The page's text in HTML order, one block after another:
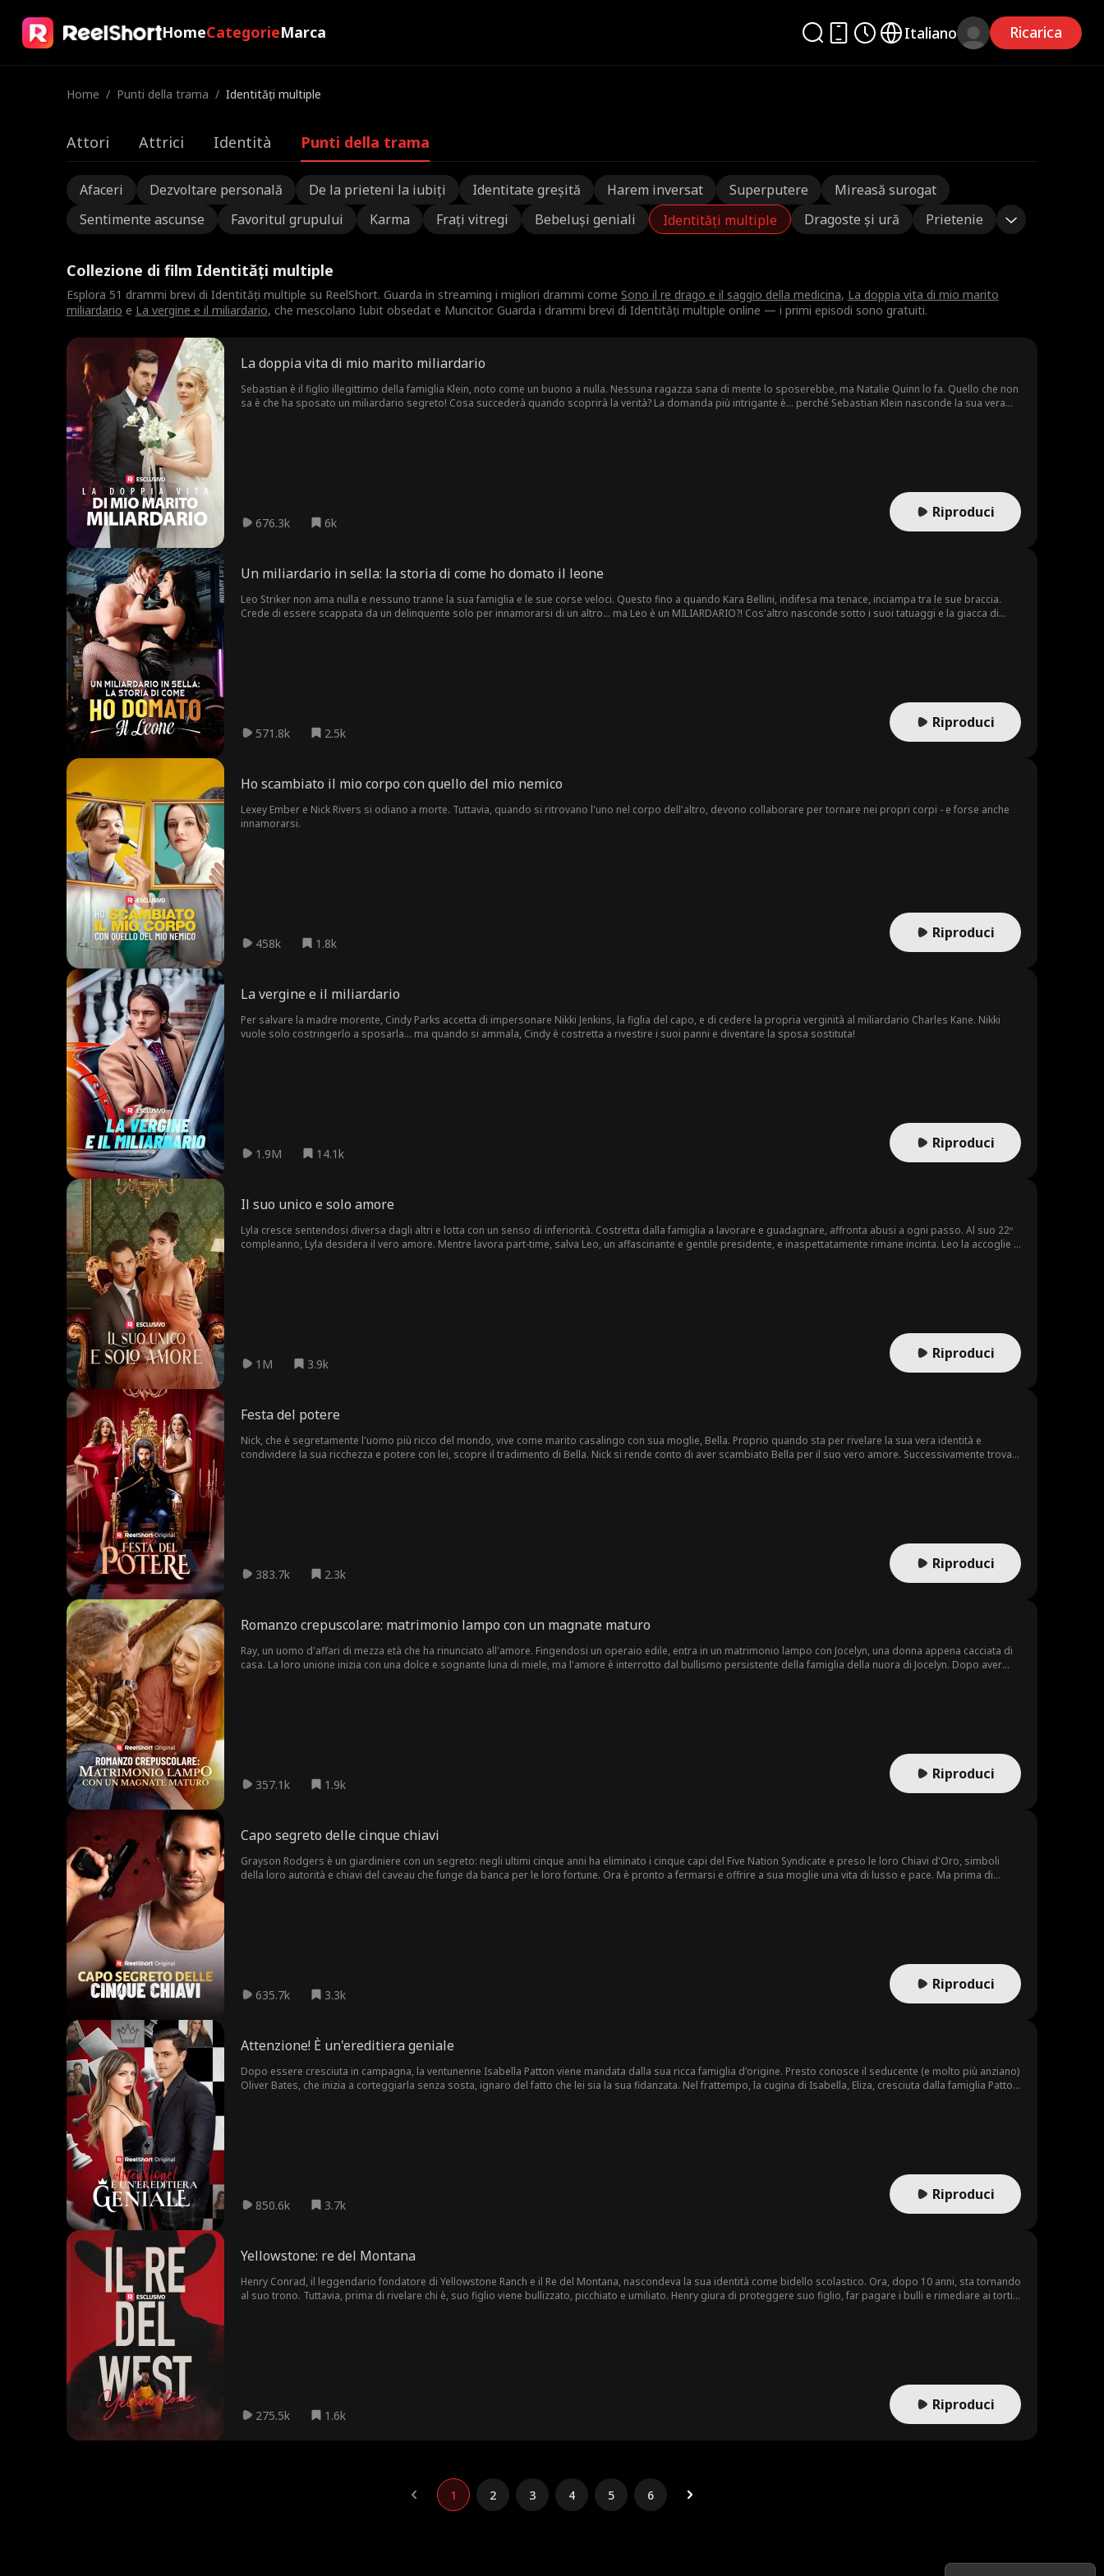
HomeCategorieMarca Italiano Ricarica
Home / Punti della trama / Identități multiple
Attori Attrici Identità Punti della trama
Afaceri Dezvoltare personală De la prieteni la iubiți Identitate greșită Harem inversat Superputere
Mireasă surogat
Sentimente ascunse
Favoritul grupului Karma Frați vitregi Bebeluși geniali Identități multiple Dragoste și ură Prietenie
Collezione di film Identități multiple
Esplora 51 drammi brevi di Identități multiple su ReelShort. Guarda in streaming i migliori drammi come Sono il re drago e il saggio della medicina, La doppia vita di mio marito
miliardario e La vergine e il miliardario, che mescolano Iubit obsedat e Muncitor. Guarda i drammi brevi di Identități multiple online — i primi episodi sono gratuiti.
La doppia vita di mio marito miliardario
Sebastian è il figlio illegittimo della famiglia Klein, noto come un buono a nulla. Nessuna ragazza sana di mente lo sposerebbe, ma Natalie Quinn lo fa. Quello che non
sa è che ha sposato un miliardario segreto! Cosa succederà quando scoprirà la verità? La domanda più intrigante è... perché Sebastian Klein nasconde la sua vera
676.3k 6k
Riproduci
Un miliardario in sella: la storia di come ho domato il leone
Leo Striker non ama nulla e nessuno tranne la sua famiglia e le sue corse veloci. Questo fino a quando Kara Bellini, indifesa ma tenace, inciampa tra le sue braccia.
Crede di essere scappata da un delinquente solo per innamorarsi di un altro... ma Leo è un MILIARDARIO?! Cos'altro nasconde sotto i suoi tatuaggi e la giacca di
571.8k 2.5k
Riproduci
Ho scambiato il mio corpo con quello del mio nemico
Lexey Ember e Nick Rivers si odiano a morte. Tuttavia, quando si ritrovano l'uno nel corpo dell'altro, devono collaborare per tornare nei propri corpi - e forse anche
innamorarsi.
458k 1.8k
Riproduci
La vergine e il miliardario
Per salvare la madre morente, Cindy Parks accetta di impersonare Nikki Jenkins, la figlia del capo, e di cedere la propria verginità al miliardario Charles Kane. Nikki
vuole solo costringerlo a sposarla… ma quando si ammala, Cindy è costretta a rivestire i suoi panni e diventare la sposa sostituta!
1.9M 14.1k
Riproduci
Il suo unico e solo amore
Lyla cresce sentendosi diversa dagli altri e lotta con un senso di inferiorità. Costretta dalla famiglia a lavorare e guadagnare, affronta abusi a ogni passo. Al suo 22º
compleanno, Lyla desidera il vero amore. Mentre lavora part-time, salva Leo, un affascinante e gentile presidente, e inaspettatamente rimane incinta. Leo la accoglie e
1M 3.9k
Riproduci
Festa del potere
Nick, che è segretamente l'uomo più ricco del mondo, vive come marito casalingo con sua moglie, Bella. Proprio quando sta per rivelare la sua vera identità e
condividere la sua ricchezza e potere con lei, scopre il tradimento di Bella. Nick si rende conto di aver scambiato Bella per il suo vero amore. Successivamente trova
383.7k 2.3k
Riproduci
Romanzo crepuscolare: matrimonio lampo con un magnate maturo
Ray, un uomo d'affari di mezza età che ha rinunciato all'amore. Fingendosi un operaio edile, entra in un matrimonio lampo con Jocelyn, una donna appena cacciata di
casa. La loro unione inizia con una dolce e sognante luna di miele, ma l'amore è interrotto dal bullismo persistente della famiglia della nuora di Jocelyn. Dopo aver
357.1k 1.9k
Riproduci
Capo segreto delle cinque chiavi
Grayson Rodgers è un giardiniere con un segreto: negli ultimi cinque anni ha eliminato i cinque capi del Five Nation Syndicate e preso le loro Chiavi d'Oro, simboli
della loro autorità e chiavi del caveau che funge da banca per le loro fortune. Ora è pronto a fermarsi e offrire a sua moglie una vita di lusso e pace. Ma prima di
635.7k 3.3k
Riproduci
Attenzione! È un'ereditiera geniale
Dopo essere cresciuta in campagna, la ventunenne Isabella Patton viene mandata dalla sua ricca famiglia d'origine. Presto conosce il seducente (e molto più anziano)
Oliver Bates, che inizia a corteggiarla senza sosta, ignaro del fatto che lei sia la sua fidanzata. Nel frattempo, la cugina di Isabella, Eliza, cresciuta dalla famiglia Patton
850.6k 3.7k
Riproduci
Yellowstone: re del Montana
Henry Conrad, il leggendario fondatore di Yellowstone Ranch e il Re del Montana, nascondeva la sua identità come bidello scolastico. Ora, dopo 10 anni, sta tornando
al suo trono. Tuttavia, prima di rivelare chi è, suo figlio viene bullizzato, picchiato e umiliato. Henry giura di proteggere suo figlio, far pagare i bulli e rimediare ai torti
275.5k 1.6k
Riproduci
1 2 3 4 5 6